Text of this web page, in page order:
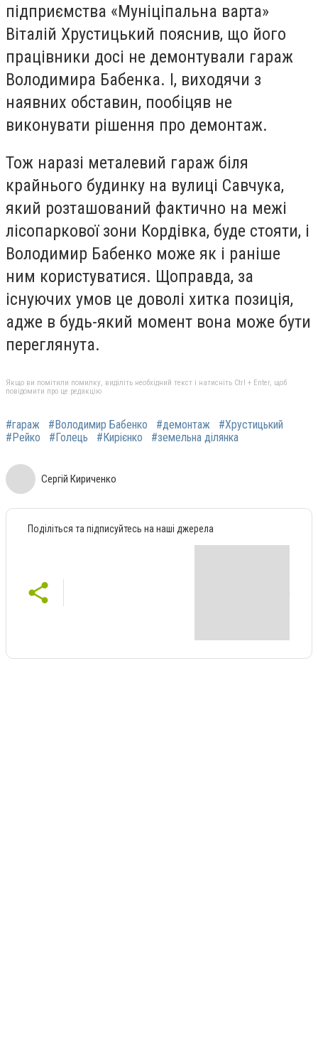
підприємства «Муніціпальна варта»
Віталій Хрустицький пояснив, що його
працівники досі не демонтували гараж
Володимира Бабенка. І, виходячи з
наявних обставин, пообіцяв не
виконувати рішення про демонтаж.
Тож наразі металевий гараж біля
крайнього будинку на вулиці Савчука,
який розташований фактично на межі
лісопаркової зони Кордівка, буде стояти, і
Володимир Бабенко може як і раніше
ним користуватися. Щоправда, за
існуючих умов це доволі хитка позиція,
адже в будь-який момент вона може бути
переглянута.
Якщо ви помітили помилку, виділіть необхідний текст і натисніть Ctrl + Enter, щоб
повідомити про це редакцію
#гараж #Володимир Бабенко #демонтаж
#Хрустицький
#Рейко
#Голець #Кирієнко #земельна ділянка
Сергій Кириченко
Поділіться та підписуйтесь на наші джерела